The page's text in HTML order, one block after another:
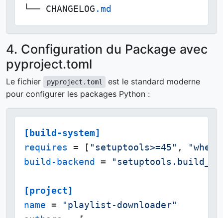
└── CHANGELOG .md
4. Configuration du Package avec
pyproject.toml
Le fichier pyproject.toml
est le standard moderne
pour configurer les packages Python :
[build-system]
requires = [ "setuptools>=45" ,
build-backend
=
[project]
name =
"playlist-downloader"